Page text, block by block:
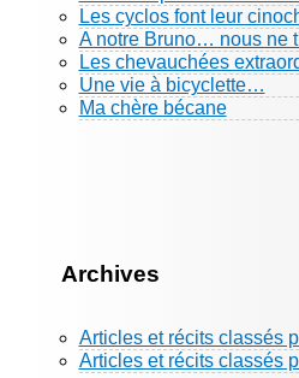
Les cyclos font leur
A notre Bruno… nous ne
Les chevauchées
Une vie à bicyclette…
Ma chère bécane
Archives
Articles et récits classés
Articles et récits classés